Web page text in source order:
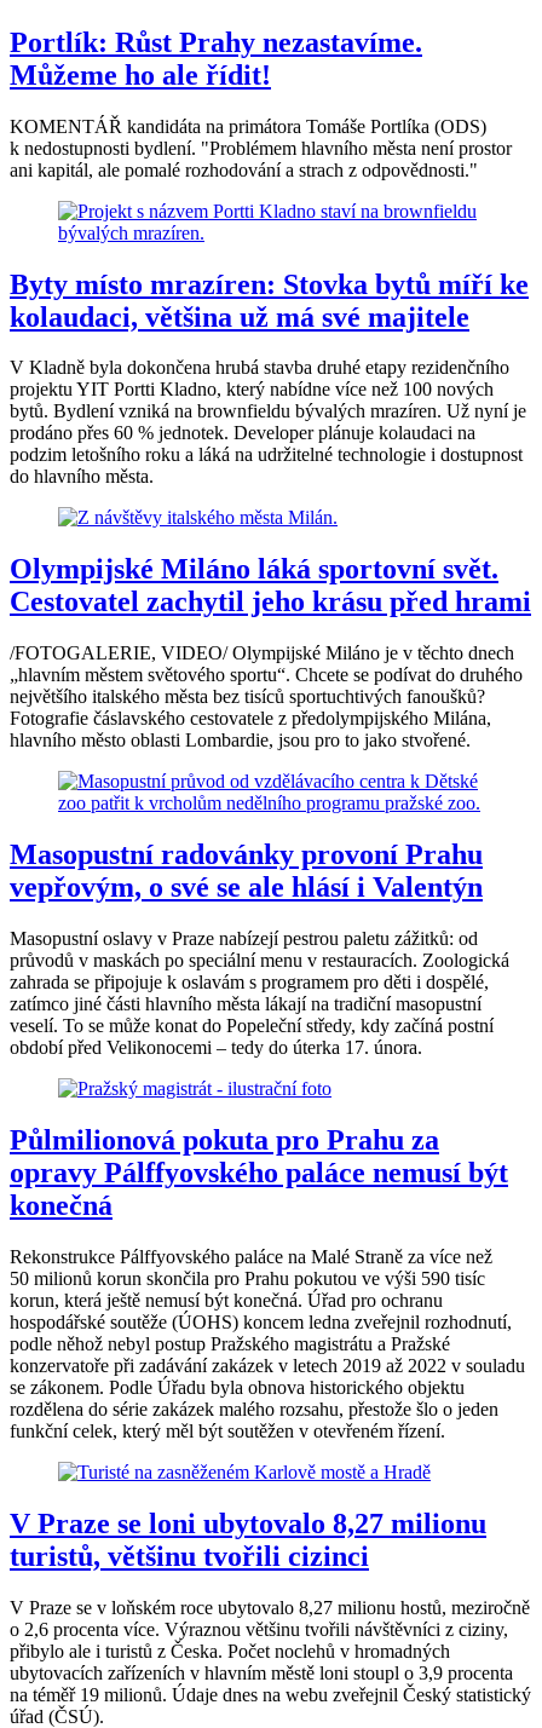
Portlík: Růst Prahy nezastavíme.
Můžeme ho ale řídit!
KOMENTÁŘ kandidáta na primátora Tomáše Portlíka (ODS)
k nedostupnosti bydlení. "Problémem hlavního města není prostor
ani kapitál, ale pomalé rozhodování a strach z odpovědnosti."
Byty místo mrazíren: Stovka bytů míří ke
kolaudaci, většina už má své majitele
V Kladně byla dokončena hrubá stavba druhé etapy rezidenčního
projektu YIT Portti Kladno, který nabídne více než 100 nových
bytů. Bydlení vzniká na brownfieldu bývalých mrazíren. Už nyní je
prodáno přes 60 % jednotek. Developer plánuje kolaudaci na
podzim letošního roku a láká na udržitelné technologie i dostupnost
do hlavního města.
Olympijské Miláno láká sportovní svět.
Cestovatel zachytil jeho krásu před hrami
/FOTOGALERIE, VIDEO/ Olympijské Miláno je v těchto dnech
„hlavním městem světového sportu“. Chcete se podívat do druhého
největšího italského města bez tisíců sportuchtivých fanoušků?
Fotografie čáslavského cestovatele z předolympijského Milána,
hlavního město oblasti Lombardie, jsou pro to jako stvořené.
Masopustní radovánky provoní Prahu
vepřovým, o své se ale hlásí i Valentýn
Masopustní oslavy v Praze nabízejí pestrou paletu zážitků: od
průvodů v maskách po speciální menu v restauracích. Zoologická
zahrada se připojuje k oslavám s programem pro děti i dospělé,
zatímco jiné části hlavního města lákají na tradiční masopustní
veselí. To se může konat do Popeleční středy, kdy začíná postní
období před Velikonocemi – tedy do úterka 17. února.
Půlmilionová pokuta pro Prahu za
opravy Pálffyovského paláce nemusí být
konečná
Rekonstrukce Pálffyovského paláce na Malé Straně za více než
50 milionů korun skončila pro Prahu pokutou ve výši 590 tisíc
korun, která ještě nemusí být konečná. Úřad pro ochranu
hospodářské soutěže (ÚOHS) koncem ledna zveřejnil rozhodnutí,
podle něhož nebyl postup Pražského magistrátu a Pražské
konzervatoře při zadávání zakázek v letech 2019 až 2022 v souladu
se zákonem. Podle Úřadu byla obnova historického objektu
rozdělena do série zakázek malého rozsahu, přestože šlo o jeden
funkční celek, který měl být soutěžen v otevřeném řízení.
V Praze se loni ubytovalo 8,27 milionu
turistů, většinu tvořili cizinci
V Praze se v loňském roce ubytovalo 8,27 milionu hostů, meziročně
o 2,6 procenta více. Výraznou většinu tvořili návštěvníci z ciziny,
přibylo ale i turistů z Česka. Počet noclehů v hromadných
ubytovacích zařízeních v hlavním městě loni stoupl o 3,9 procenta
na téměř 19 milionů. Údaje dnes na webu zveřejnil Český statistický
úřad (ČSÚ).